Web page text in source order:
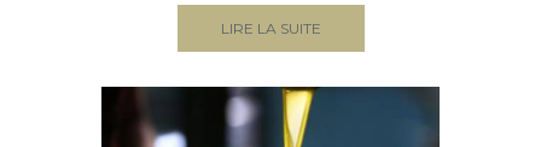
LIRE LA SUITE